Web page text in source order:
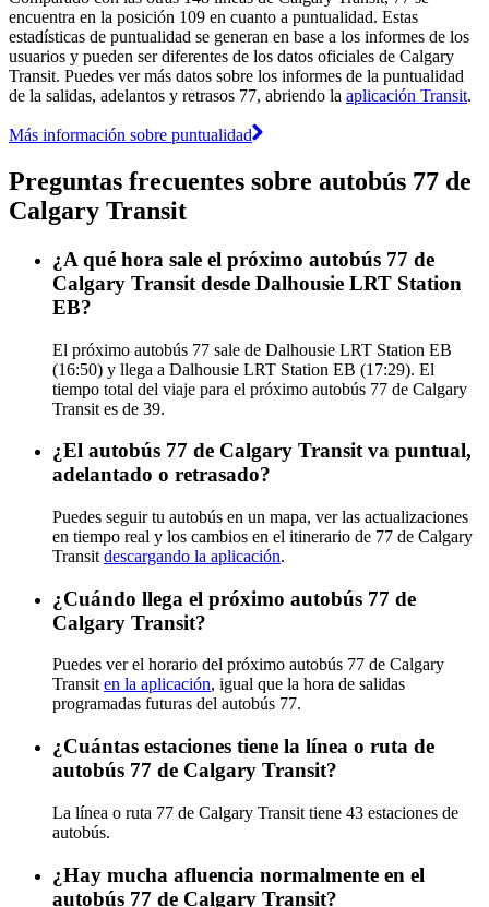
encuentra en la posición 109 en cuanto a puntualidad. Estas
estadísticas de puntualidad se generan en base a los informes de los
usuarios y pueden ser diferentes de los datos oficiales de Calgary
Transit. Puedes ver más datos sobre los informes de la puntualidad
de la salidas, adelantos y retrasos 77, abriendo la aplicación Transit.
Más información sobre puntualidad
Preguntas frecuentes sobre autobús 77 de
Calgary Transit
¿A qué hora sale el próximo autobús 77 de
Calgary Transit desde Dalhousie LRT Station
EB?
El próximo autobús 77 sale de Dalhousie LRT Station EB
(16:50) y llega a Dalhousie LRT Station EB (17:29). El
tiempo total del viaje para el próximo autobús 77 de Calgary
Transit es de 39.
¿El autobús 77 de Calgary Transit va puntual,
adelantado o retrasado?
Puedes seguir tu autobús en un mapa, ver las actualizaciones
en tiempo real y los cambios en el itinerario de 77 de Calgary
Transit descargando la aplicación.
¿Cuándo llega el próximo autobús 77 de
Calgary Transit?
Puedes ver el horario del próximo autobús 77 de Calgary
Transit en la aplicación, igual que la hora de salidas
programadas futuras del autobús 77.
¿Cuántas estaciones tiene la línea o ruta de
autobús 77 de Calgary Transit?
La línea o ruta 77 de Calgary Transit tiene 43 estaciones de
autobús.
¿Hay mucha afluencia normalmente en el
autobús 77 de Calgary Transit?